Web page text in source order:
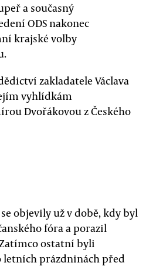
a současný
ODS nakonec
krajské volby
zakladatele Václava
vyhlídkám
Dvořákovou z Českého
objevily už v době, kdy byl
fóra a porazil
ostatní byli
letních prázdninách před